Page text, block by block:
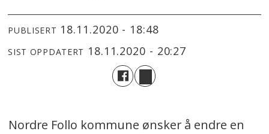
PUBLISERT 18.11.2020 - 18:48
SIST OPPDATERT 18.11.2020 - 20:27
Nordre Follo kommune ønsker å endre en